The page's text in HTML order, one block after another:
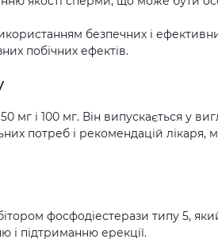
безпечних і
побічних ефектів.
і 100 мг. Він випускається у
потреб і рекомендацій лікаря,
фосфодіестерази типу 5,
і підтриманню ерекції.